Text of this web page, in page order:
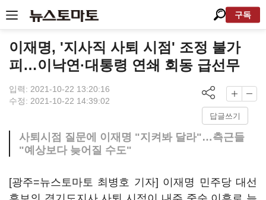
구독
이재명, '지사직 사퇴 시점' 조정 불가
피…이낙연·대통령 연쇄 회동 급선무
입력: 2021-10-22 13:20:16
수정: 2021-10-22 14:39:02
답글쓰기
사퇴시점 질문에 이재명 "지켜봐 달라"…측근들
"예상보다 늦어질 수도"
[광주=뉴스토마토 최병호 기자] 이재명 민주당 대선